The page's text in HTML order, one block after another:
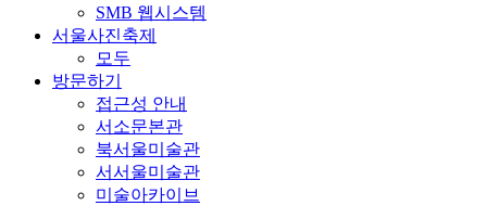
SMB 웹시스템
서울사진축제
모두
방문하기
접근성 안내
서소문본관
북서울미술관
서서울미술관
미술아카이브